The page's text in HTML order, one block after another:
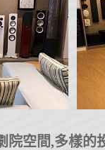
院空間,多樣的